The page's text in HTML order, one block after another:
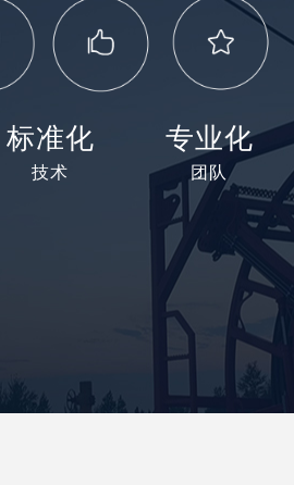
专业化
团队
标准化
技术